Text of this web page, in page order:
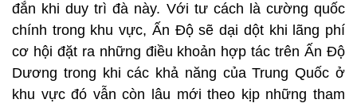
đắn khi duy trì đà này. Với tư cách là cường quốc
chính trong khu vực, Ấn Độ sẽ dại dột khi lãng phí
cơ hội đặt ra những điều khoản hợp tác trên Ấn Độ
Dương trong khi các khả năng của Trung Quốc ở
khu vực đó vẫn còn lâu mới theo kịp những tham